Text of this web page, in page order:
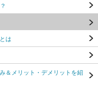
は
＆メリット・デメリットを紹